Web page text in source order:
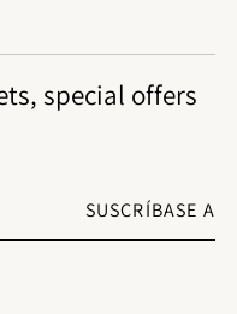
special offers
SUSCRÍBASE A